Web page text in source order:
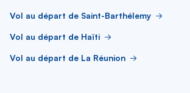
Vol au départ de Saint-Barthélemy
Vol au départ de Haïti
Vol au départ de La Réunion